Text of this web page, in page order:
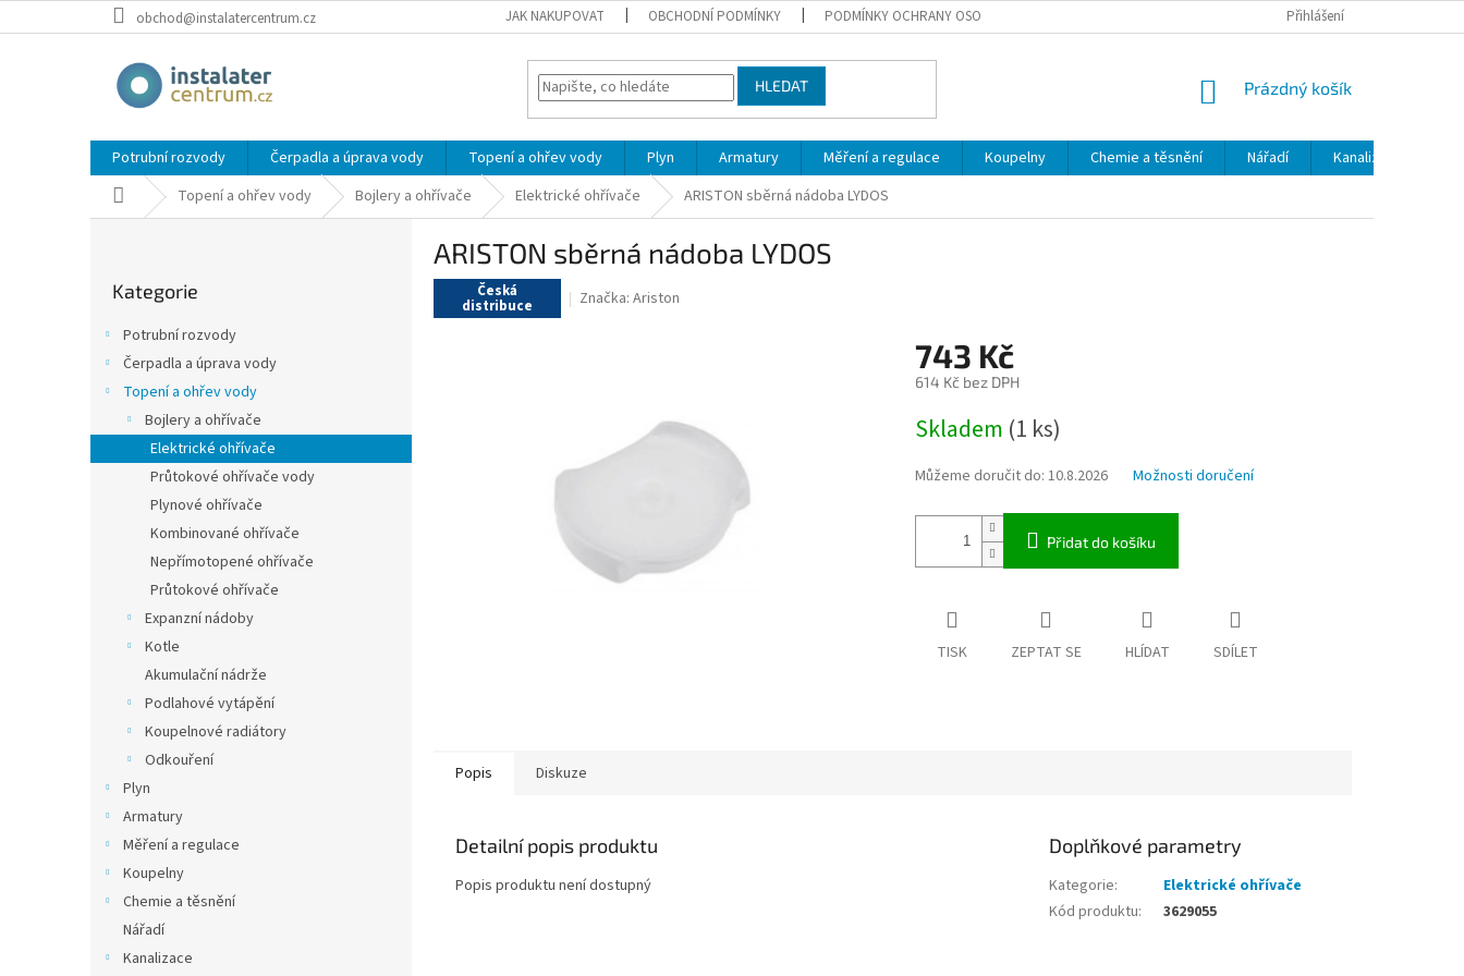
na
obchod@instalatercentrum.cz JAK NAKUPOVAT OBCHODNÍ PODMÍNKY PODMÍNKY OCHRANY OSOBNÍCH ÚDAJŮ MOJE OBJEDNÁVKA
Přihlášení
HLEDAT
NÁKUPNÍ
Prázdný košík
Potrubní rozvody Čerpadla a úprava vody Topení a ohřev vody Plyn Armatury Měření a regulace Koupelny Chemie a těsnění Nářadí Kanalizace
Domů Topení a ohřev vody Bojlery a ohřívače Elektrické ohřívače ARISTON sběrná nádoba LYDOS
a
kategorie
Kategorie
Potrubní rozvody
Čerpadla a úprava vody
Topení a ohřev vody
Bojlery a ohřívače
Elektrické ohřívače
Průtokové ohřívače vody
Plynové ohřívače
Kombinované ohřívače
Nepřímotopené ohřívače
Průtokové ohřívače
Expanzní nádoby
Kotle
Akumulační nádrže
Podlahové vytápění
Koupelnové radiátory
Odkouření
Plyn
Armatury
Měření a regulace
Koupelny
Chemie a těsnění
Nářadí
Kanalizace
ARISTON sběrná nádoba LYDOS
Česká
distribuce Značka: Ariston
743 Kč
614 Kč bez DPH
cena:
Skladem (1 ks)
Můžeme doručit do: 10.8.2026 Možnosti doručení
Přidat do košíku
TISK ZEPTAT SE HLÍDAT SDÍLET
Popis Diskuze
Detailní popis produktu
Popis produktu není dostupný
Doplňkové parametry
Kategorie:
Elektrické ohřívače
Kód produktu: 3629055